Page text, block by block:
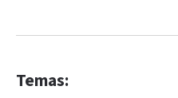
Temas: